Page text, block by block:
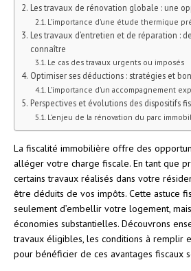
Les travaux de rénovation globale : une
L’importance d’une étude thermique
Les travaux d’entretien et de réparation :
connaître
Le cas des travaux urgents ou imposés
Optimiser ses déductions : stratégies et
L’importance d’un accompagnement
Perspectives et évolutions des dispositifs
L’enjeu de la rénovation du parc
La fiscalité immobilière offre des
alléger votre charge fiscale. En tant que
certains travaux réalisés dans votre
être déduits de vos impôts. Cette astuce
seulement d’embellir votre logement,
économies substantielles. Découvrons
travaux éligibles, les conditions à remplir
pour bénéficier de ces avantages fiscaux